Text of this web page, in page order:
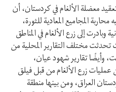
معضلة الألغام في كردستان، أن
المجاميع المعادية للثورة،
إلى زرع الألغام في المناطق
مختلف التقارير المحلية من
وأيضًا تقارير شهود عيان،
(أكتوبر 2015) عن عمليات زرع الألغام من قبل فيلق
العراق، ومن بينها منطقة